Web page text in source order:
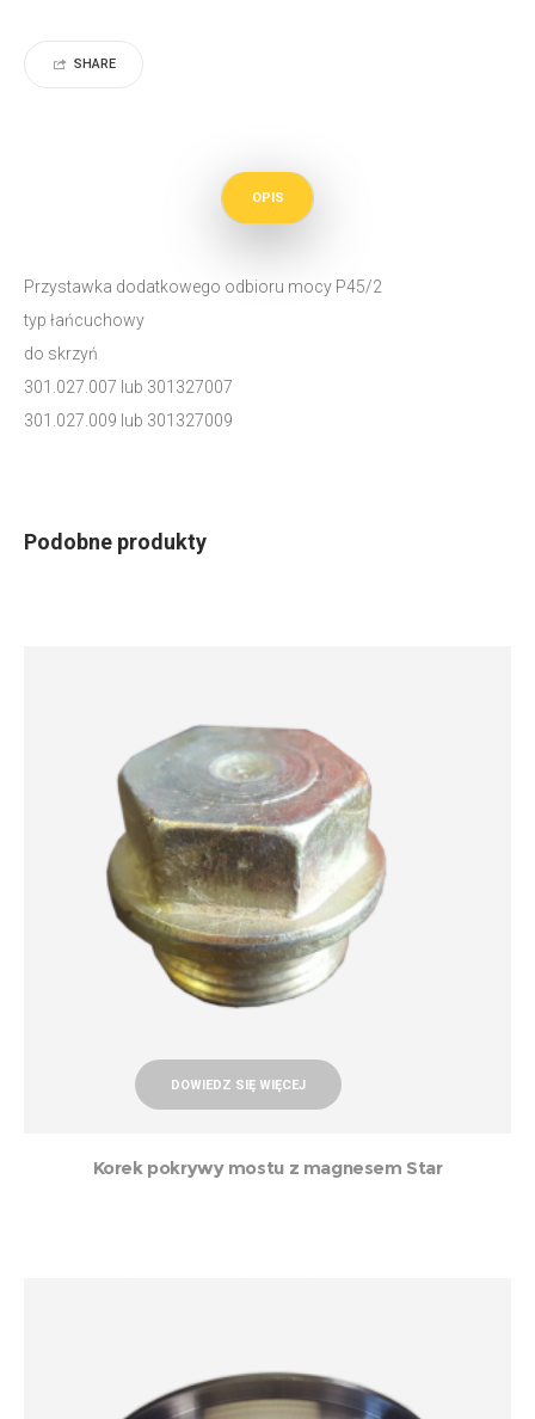
SHARE
OPIS
Przystawka dodatkowego odbioru mocy P45/2
typ łańcuchowy
do skrzyń
301.027.007 lub 301327007
301.027.009 lub 301327009
Podobne produkty
DOWIEDZ SIĘ WIĘCEJ
Korek pokrywy mostu z magnesem Star